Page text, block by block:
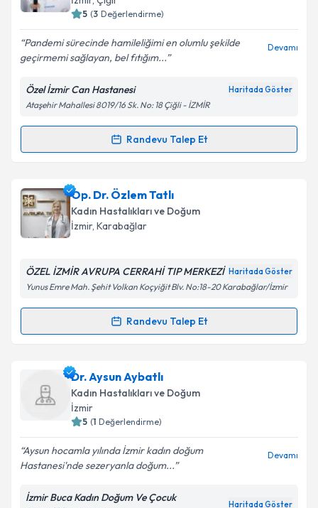
Kişisel verilerimin işlenmesine ilişkin
Aydınlatma
Metni'ni okudum ve kişisel verilerimin belirtilen
kapsamda işlenmesini kabul ediyorum.
5 (3 Değerlendirme)
Pandemi sürecinde hamileliğimi en olumlu şekilde
geçirmemi sağlayan, bel fıtığım...
Devamı
Özel İzmir Can Hastanesi Haritada Göster
Ataşehir Mahallesi 8019/16 Sk. No: 18 Çiğli - İZMİR
Randevu Talep Et
Randevu Takvimi Talebi
Op. Dr. Özden Varoliçin randevu takvimi talebi
oluşturun. Size bu uzmandan randevu almanız için bir
takvim hazırlandığında e-posta ile bilgilendireceğiz.
Kişisel verilerimin işlenmesine ilişkin
Metni'ni okudum ve kişisel verilerimin belirtilen
Takvim Talebini Gönder
Op. Dr. Özlem Tatlı
Kadın Hastalıkları ve Doğum
İzmir, Karabağlar
ÖZEL İZMİR AVRUPA CERRAHİ TIP MERKEZİ Haritada Göster
Yunus Emre Mah. Şehit Volkan Koçyiğit Blv. No:18-20 Karabağlar/İzmir
Randevu Talep Et
Randevu Takvimi Talebi
Op. Dr. Özlem Tatlıiçin randevu takvimi talebi
oluşturun. Size bu uzmandan randevu almanız için bir
takvim hazırlandığında e-posta ile bilgilendireceğiz.
Kişisel verilerimin işlenmesine ilişkin
Aydınlatma
Dr. Aysun Aybatlı
Kadın Hastalıkları ve Doğum
İzmir
5 (1 Değerlendirme)
Aysun hocamla yılında İzmir kadın doğum
Hastanesi'nde sezeryanla doğum...
Devamı
İzmir Buca Kadın Doğum Ve Çocuk
Haritada Göster